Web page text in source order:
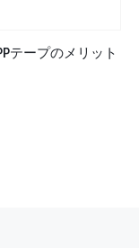
テープのメリット